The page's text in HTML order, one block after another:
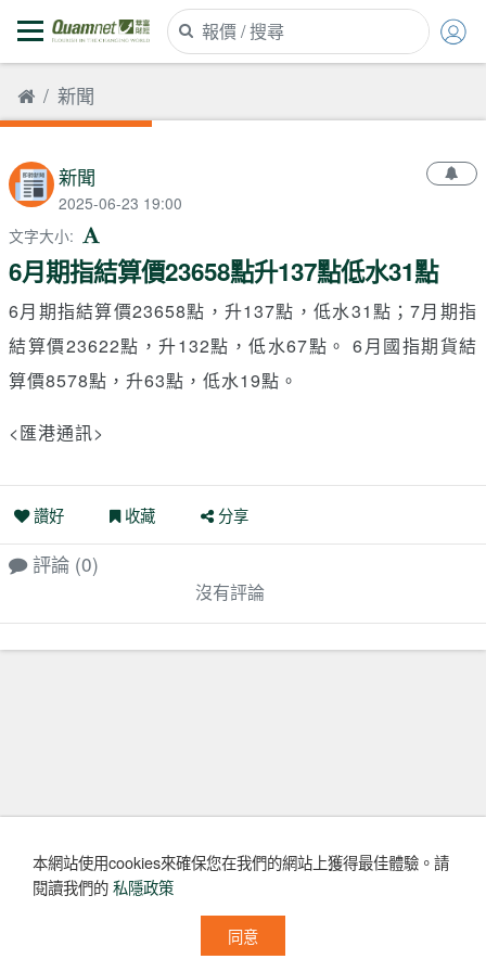
新聞
新聞
2025-06-23 19:00
文字大小:
6月期指結算價23658點升137點低水31點
6月期指結算價23658點，升137點，低水31點；7月期指
結算價23622點，升132點，低水67點。 6月國指期貨結
算價8578點，升63點，低水19點。
<匯港通訊>
讚好 收藏 分享
評論 (0)
沒有評論
本網站使用cookies來確保您在我們的網站上獲得最佳體驗。請
閱讀我們的私隱政策
同意